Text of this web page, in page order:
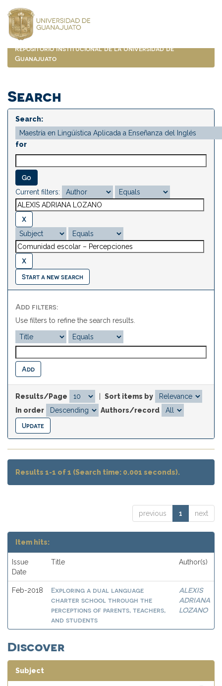
navigation
Repositorio Institucional de la Universidad de
Guanajuato
Search
Search:
for
Current filters:
Start a new search
Add filters:
Use filters to refine the search results.
Results/Page
Sort items by
In order
Authors/record
Results 1-1 of 1 (Search time: 0.001 seconds).
previous 1 next
Item hits:
Issue
Date
Title Author(s)
Feb-2018
Exploring a dual language
charter school through the
perceptions of parents, teachers,
and students
ALEXIS
ADRIANA
LOZANO
Discover
Subject